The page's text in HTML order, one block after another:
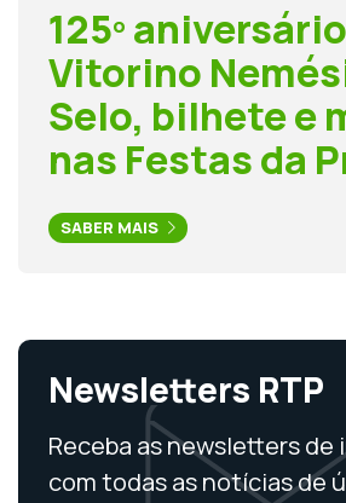
125º aniversário
Vitorino
Selo, bilhete e
nas Festas da
SABER MAIS
Newsletters RTP
Receba as newsletters de
com todas as notícias de